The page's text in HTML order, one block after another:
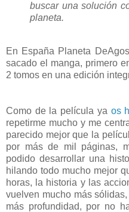
buscar una solución
planeta.
En España Planeta
sacado el manga, primero
2 tomos en una edición
Como de la película ya os
repetirme mucho y me
parecido mejor que la
por más de mil páginas,
podido desarrollar una
hilando todo mucho mejor
horas, la historia y las
vuelven mucho más
más profundidad, por no